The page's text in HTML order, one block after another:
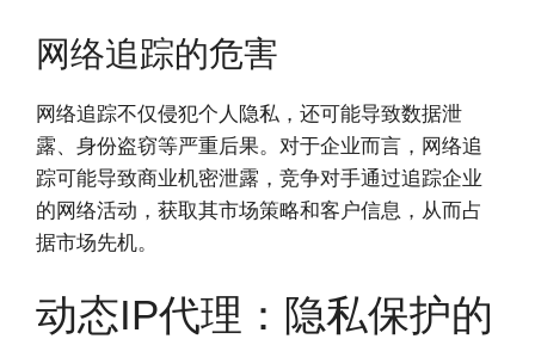
网络追踪的危害
网络追踪不仅侵犯个人隐私，还可能导致数据泄
露、身份盗窃等严重后果。对于企业而言，网络追
踪可能导致商业机密泄露，竞争对手通过追踪企业
的网络活动，获取其市场策略和客户信息，从而占
据市场先机。
动态IP代理：隐私保护的